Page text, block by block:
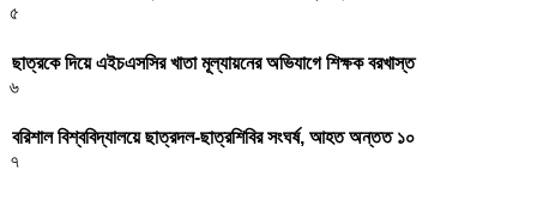
৫
ছাত্রকে দিয়ে এইচএসসির খাতা মূল্যায়নের অভিযাগে শিক্ষক বরখাস্ত
৬
বরিশাল বিশ্ববিদ্যালয়ে ছাত্রদল-ছাত্রশিবির সংঘর্ষ, আহত অন্তত ১০
৭